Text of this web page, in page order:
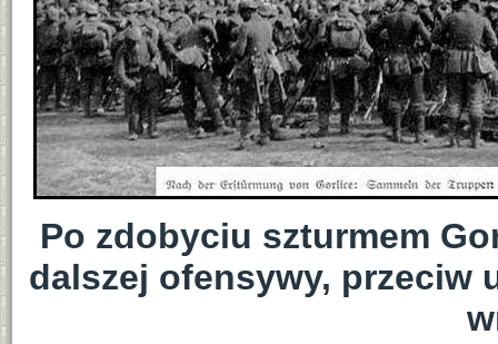
Po zdobyciu szturmem
dalszej ofensywy, przeciw